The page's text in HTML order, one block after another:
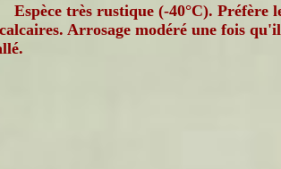
Espèce très rustique (-40°C). Préfère
Arrosage modéré une fois